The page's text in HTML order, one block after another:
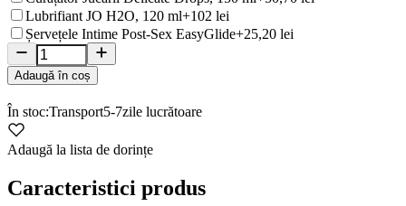
Lubrifiant JO H2O, 120 ml+102 lei
Șervețele Intime Post-Sex EasyGlide+25,20 lei
Adaugă în coș
În stoc:Transport5-7zile lucrătoare
Adaugă la lista de dorințe
Caracteristici produs